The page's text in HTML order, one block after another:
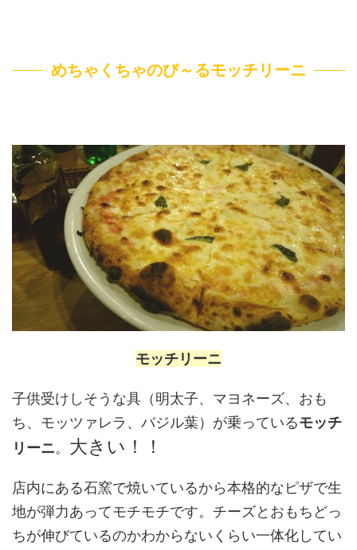
めちゃくちゃのび～るモッチリーニ
モッチリーニ
子供受けしそうな具（明太子、マヨネーズ、おも
ち、モッツァレラ、バジル葉）が乗っているモッチ
リーニ。 大きい！！
店内にある石窯で焼いているから本格的なピザで生
地が弾力あってモチモチです。チーズとおもちどっ
ちが伸びているのかわからないくらい一体化してい